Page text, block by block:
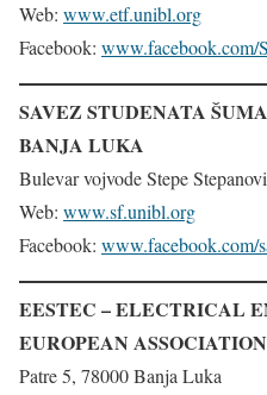
Web: www.etf.unibl.org
Facebook: www.facebook.com/
SAVEZ STUDENATA
BANJA LUKA
Bulevar vojvode Stepe
Web: www.sf.unibl.org
Facebook: www.facebook.com/
EESTEC – ELECTRICAL
EUROPEAN ASSOCIATION
Patre 5, 78000 Banja Luka